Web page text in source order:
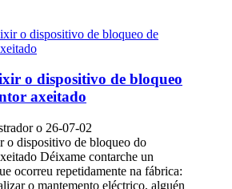
o dispositivo de bloqueo
axeitado
o 26-07-02
o dispositivo de bloqueo do
Déixame contarche un
ocorreu repetidamente na fábrica:
o mantemento eléctrico, alguén